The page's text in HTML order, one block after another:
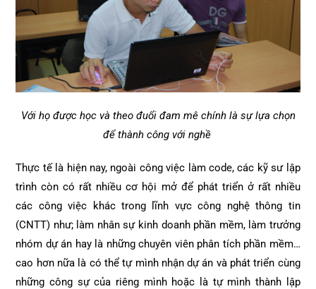
Với họ được học và theo đuổi đam mê chính là sự lựa chọn
để thành công với nghề
Thực tế là hiện nay, ngoài công việc làm code, các kỹ sư lập
trình còn có rất nhiều cơ hội mở để phát triển ở rất nhiều
các công việc khác trong lĩnh vực công nghệ thông tin
(CNTT) như; làm nhân sự kinh doanh phần mềm, làm trưởng
nhóm dự án hay là những chuyên viên phân tích phần mềm…
cao hơn nữa là có thể tự mình nhận dự án và phát triển cùng
những công sự của riêng mình hoặc là tự mình thành lập